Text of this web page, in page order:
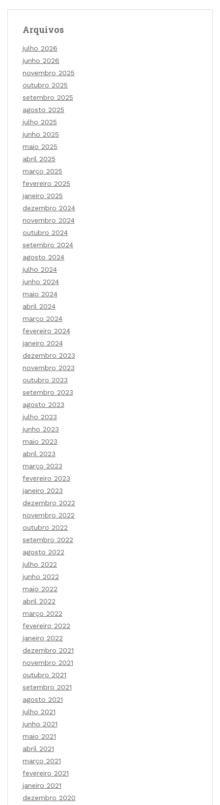
Arquivos
julho 2026
junho 2026
novembro 2025
outubro 2025
setembro 2025
agosto 2025
julho 2025
junho 2025
maio 2025
abril 2025
março 2025
fevereiro 2025
janeiro 2025
dezembro 2024
novembro 2024
outubro 2024
setembro 2024
agosto 2024
julho 2024
junho 2024
maio 2024
abril 2024
março 2024
fevereiro 2024
janeiro 2024
dezembro 2023
novembro 2023
outubro 2023
setembro 2023
agosto 2023
julho 2023
junho 2023
maio 2023
abril 2023
março 2023
fevereiro 2023
janeiro 2023
dezembro 2022
novembro 2022
outubro 2022
setembro 2022
agosto 2022
julho 2022
junho 2022
maio 2022
abril 2022
março 2022
fevereiro 2022
janeiro 2022
dezembro 2021
novembro 2021
outubro 2021
setembro 2021
agosto 2021
julho 2021
junho 2021
maio 2021
abril 2021
março 2021
fevereiro 2021
janeiro 2021
dezembro 2020